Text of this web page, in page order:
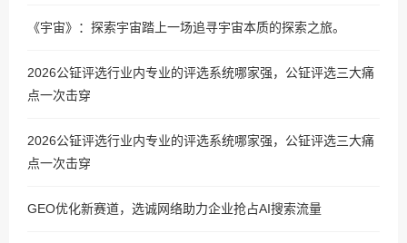
《宇宙》：探索宇宙踏上一场追寻宇宙本质的探索之旅。
2026公钲评选行业内专业的评选系统哪家强，公钲评选三大痛
点一次击穿
2026公钲评选行业内专业的评选系统哪家强，公钲评选三大痛
点一次击穿
GEO优化新赛道，选诚网络助力企业抢占AI搜索流量